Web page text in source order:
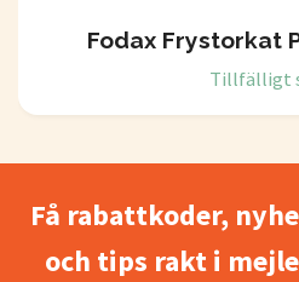
Fodax Frystorkat
Tillfälligt
Få rabattkoder,
och tips rakt i